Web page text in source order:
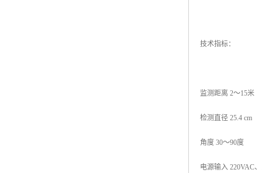
技术指标：
监测距离 2～15米
检测直径 25.4 cm
角度 30～90度
电源输入 220VAC